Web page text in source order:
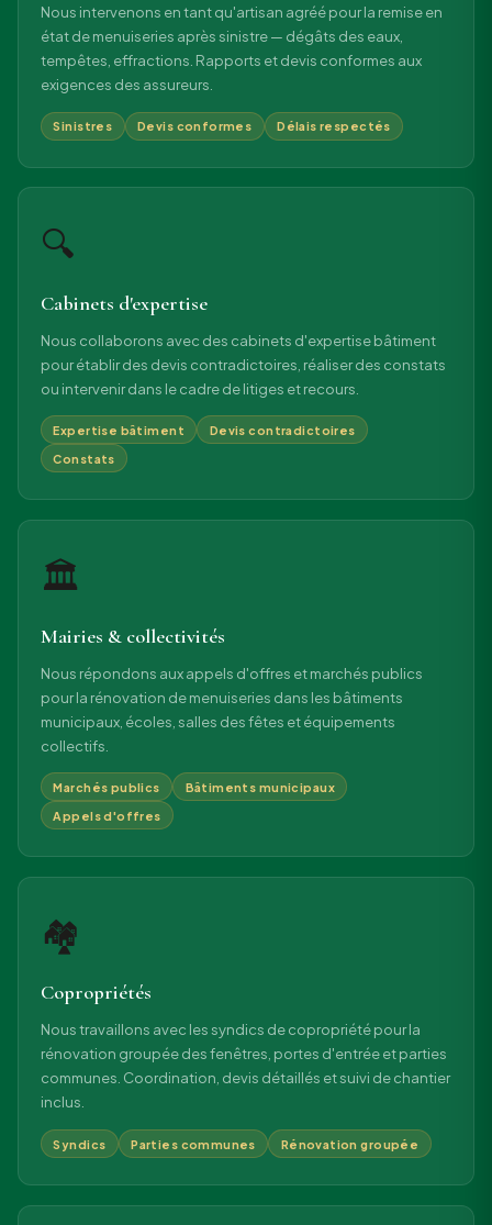
Nous intervenons en tant qu'artisan agréé pour la remise en
état de menuiseries après sinistre — dégâts des eaux,
tempêtes, effractions. Rapports et devis conformes aux
exigences des assureurs.
Sinistres Devis conformes Délais respectés
🔍
Cabinets d'expertise
Nous collaborons avec des cabinets d'expertise bâtiment
pour établir des devis contradictoires, réaliser des constats
ou intervenir dans le cadre de litiges et recours.
Expertise bâtiment Devis contradictoires
Constats
🏛
Mairies & collectivités
Nous répondons aux appels d'offres et marchés publics
pour la rénovation de menuiseries dans les bâtiments
municipaux, écoles, salles des fêtes et équipements
collectifs.
Marchés publics Bâtiments municipaux
Appels d'offres
🏘
Copropriétés
Nous travaillons avec les syndics de copropriété pour la
rénovation groupée des fenêtres, portes d'entrée et parties
communes. Coordination, devis détaillés et suivi de chantier
inclus.
Syndics Parties communes Rénovation groupée